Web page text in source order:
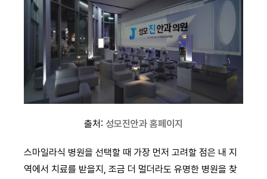
출처: 성모진안과 홈페이지
스마일라식 병원을 선택할 때 가장 먼저 고려할 점은 내 지
역에서 치료를 받을지, 조금 더 멀더라도 유명한 병원을 찾